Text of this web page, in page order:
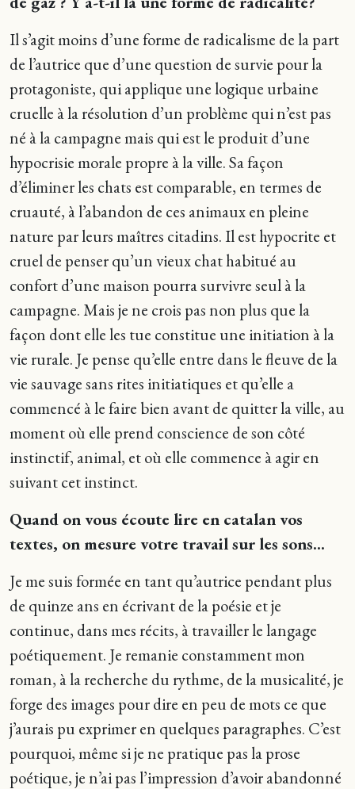
Il s’agit moins d’une forme de radicalisme de la part
de l’autrice que d’une question de survie pour la
protagoniste, qui applique une logique urbaine
cruelle à la résolution d’un problème qui n’est pas
né à la campagne mais qui est le produit d’une
hypocrisie morale propre à la ville. Sa façon
d’éliminer les chats est comparable, en termes de
cruauté, à l’abandon de ces animaux en pleine
nature par leurs maîtres citadins. Il est hypocrite et
cruel de penser qu’un vieux chat habitué au
confort d’une maison pourra survivre seul à la
campagne. Mais je ne crois pas non plus que la
façon dont elle les tue constitue une initiation à la
vie rurale. Je pense qu’elle entre dans le fleuve de la
vie sauvage sans rites initiatiques et qu’elle a
commencé à le faire bien avant de quitter la ville, au
moment où elle prend conscience de son côté
instinctif, animal, et où elle commence à agir en
suivant cet instinct.
Quand on vous écoute lire en catalan vos
textes, on mesure votre travail sur les sons…
Je me suis formée en tant qu’autrice pendant plus
de quinze ans en écrivant de la poésie et je
continue, dans mes récits, à travailler le langage
poétiquement. Je remanie constamment mon
roman, à la recherche du rythme, de la musicalité, je
forge des images pour dire en peu de mots ce que
j’aurais pu exprimer en quelques paragraphes. C’est
pourquoi, même si je ne pratique pas la prose
poétique, je n’ai pas l’impression d’avoir abandonné